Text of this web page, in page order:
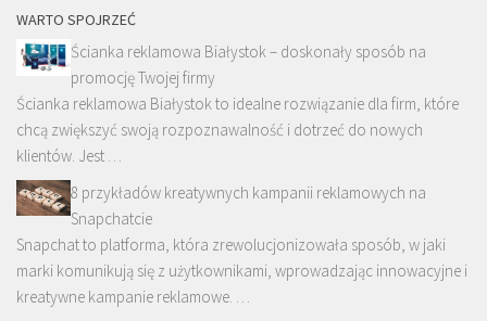
WARTO SPOJRZEĆ
Ścianka reklamowa Białystok – doskonały sposób na
promocję Twojej firmy
Ścianka reklamowa Białystok to idealne rozwiązanie dla firm, które
chcą zwiększyć swoją rozpoznawalność i dotrzeć do nowych
klientów. Jest …
8 przykładów kreatywnych kampanii reklamowych na
Snapchatcie
Snapchat to platforma, która zrewolucjonizowała sposób, w jaki
marki komunikują się z użytkownikami, wprowadzając innowacyjne i
kreatywne kampanie reklamowe. …